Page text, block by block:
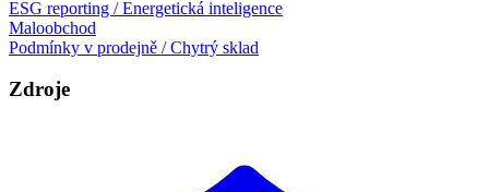
ESG reporting / Energetická inteligence
Maloobchod
Podmínky v prodejně / Chytrý sklad
Zdroje